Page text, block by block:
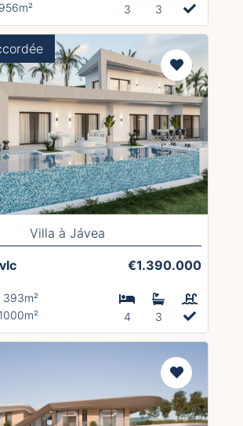
3 3
Villa à Jávea
€1.390.000
393m²
4 3